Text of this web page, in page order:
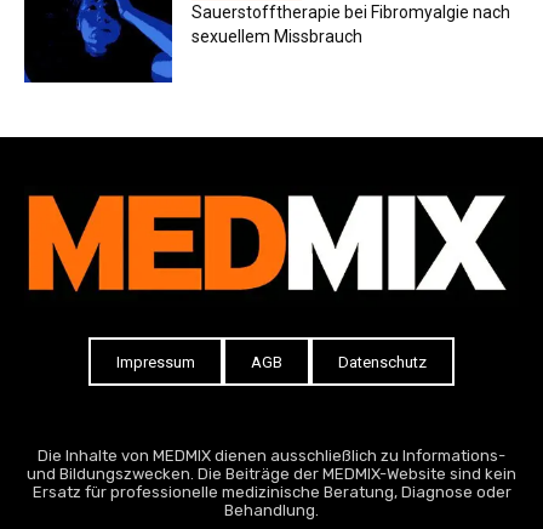
Sauerstofftherapie bei Fibromyalgie nach
sexuellem Missbrauch
Impressum AGB Datenschutz
Die Inhalte von MEDMIX dienen ausschließlich zu Informations-
und Bildungszwecken. Die Beiträge der MEDMIX-Website sind kein
Ersatz für professionelle medizinische Beratung, Diagnose oder
Behandlung.